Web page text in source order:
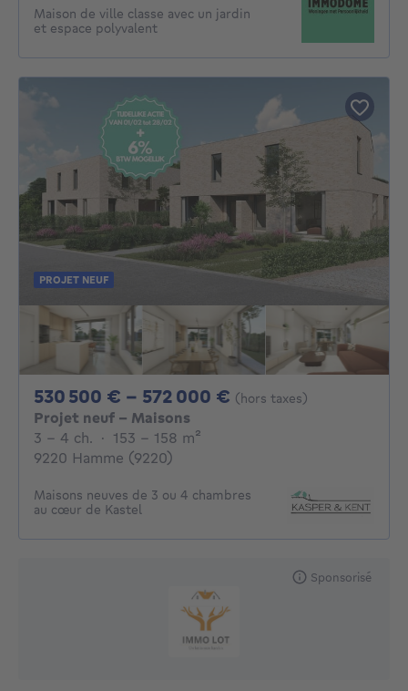
Maison de ville classe avec un jardin
et espace polyvalent
PROJET NEUF
530 500 € - 572 000 € De 530500€ À
(hors taxes)
Projet neuf - Maisons
3 - 4 Chambres
3 - 4 ch. · 153 - 158 m²
9220 Hamme (9220)
Maisons neuves de 3 ou 4 chambres
au cœur de Kastel
Sponsorisé